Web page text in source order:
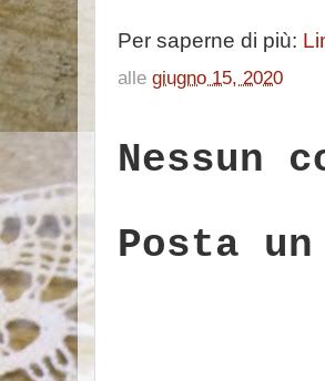
Per saperne di più:
alle giugno 15, 2020
Nessun
Posta un